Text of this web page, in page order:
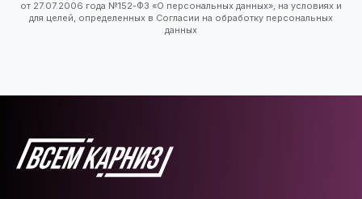
от 27.07.2006 года №152-ФЗ «О персональных данных», на условиях и
для целей, определенных в Согласии на обработку персональных
данных